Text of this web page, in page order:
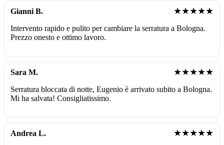
Gianni B. ★★★★★
Intervento rapido e pulito per cambiare la serratura a Bologna.
Prezzo onesto e ottimo lavoro.
Sara M. ★★★★★
Serratura bloccata di notte, Eugenio è arrivato subito a Bologna.
Mi ha salvata! Consigliatissimo.
Andrea L. ★★★★★